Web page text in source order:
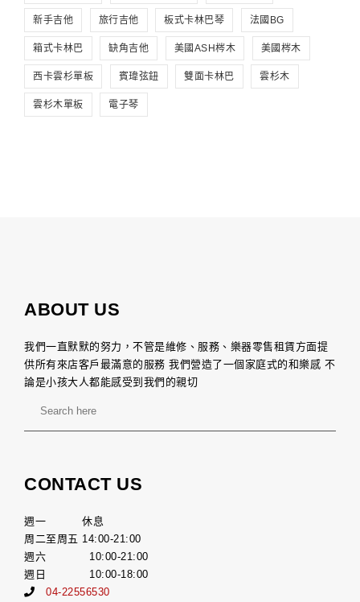
新手吉他 旅行吉他 板式卡林巴琴 法國BG
箱式卡林巴 缺角吉他 美國ASH梣木 美國梣木
西卡雲杉單板 賓瑋弦鈕 雙面卡林巴 雲杉木
雲杉木單板 電子琴
ABOUT US
我們一直默默的努力，不管是維修、服務、樂器零售租賃方面提
供所有來店客戶最滿意的服務 我們營造了一個家庭式的和樂感 不
論是小孩大人都能感受到我們的親切
CONTACT US
週一 休息
周二至周五 14:00-21:00
週六 10:00-21:00
週日 10:00-18:00
04-22556530